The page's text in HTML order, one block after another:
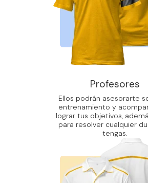
Profesores
Ellos podrán asesorarte
entrenamiento y
lograr tus objetivos,
para resolver cualquier
tengas.